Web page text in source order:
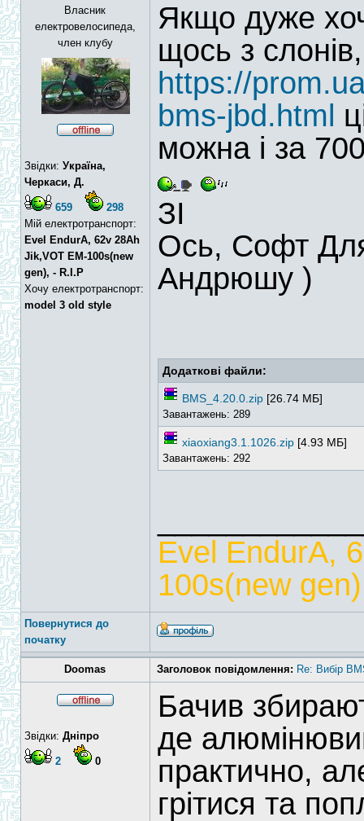
Власник
електровелосипеда,
член клубу
Звідки: Україна,
Черкаси, Д.
659
298
Мій електротранспорт:
Evel EndurA, 62v 28Ah
Jik,VOT EM-100s(new
gen), - R.I.P
Хочу електротранспорт:
model 3 old style
Якщо дуже
щось з
https://
bms-jbd.html
можна і за
ЗІ
Ось, Софт Для
Андрюшу )
Додаткові файли:
BMS_4.20.0.zip [26.74 МБ]
Завантажень: 289
xiaoxiang3.1.1026.zip [4.93 МБ]
Завантажень: 292
Evel EndurA,
100s(new
Повернутися до
початку
Doomas Заголовок повідомлення: Re: Вибір
Звідки: Дніпро
2 0
Бачив
де
практично,
грітися та